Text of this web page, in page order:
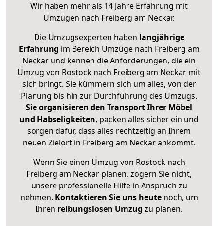
Wir haben mehr als 14 Jahre Erfahrung mit
Umzügen nach Freiberg am Neckar.
Die Umzugsexperten haben langjährige
Erfahrung im Bereich Umzüge nach Freiberg am
Neckar und kennen die Anforderungen, die ein
Umzug von Rostock nach Freiberg am Neckar mit
sich bringt. Sie kümmern sich um alles, von der
Planung bis hin zur Durchführung des Umzugs.
Sie organisieren den Transport Ihrer Möbel
und Habseligkeiten, packen alles sicher ein und
sorgen dafür, dass alles rechtzeitig an Ihrem
neuen Zielort in Freiberg am Neckar ankommt.
Wenn Sie einen Umzug von Rostock nach
Freiberg am Neckar planen, zögern Sie nicht,
unsere professionelle Hilfe in Anspruch zu
nehmen. Kontaktieren Sie uns heutenoch, um
Ihren reibungslosen Umzug zu planen.